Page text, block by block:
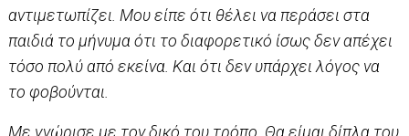
αντιμετωπίζει. Μου είπε ότι θέλει να περάσει στα
παιδιά το μήνυμα ότι το διαφορετικό ίσως δεν απέχει
τόσο πολύ από εκείνα. Και ότι δεν υπάρχει λόγος να
το φοβούνται.
Με γνώρισε με τον δικό του τρόπο. Θα είμαι δίπλα του